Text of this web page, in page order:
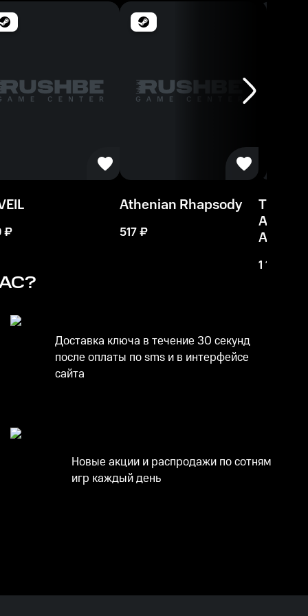
₽
Athenian Rhapsody
517₽
The
Ashes
1 174
Доставка ключа в течение 30 секунд
после оплаты по sms и в интерфейсе
сайта
Новые акции и распродажи по сотням
игр каждый день